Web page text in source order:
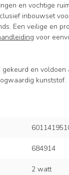
en vochtige
inbouwset
Een veilige en
voor
en
kunststof.
684914
2 watt